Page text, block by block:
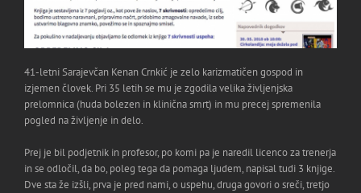
41-letni Sarajevčan Kenan Crnkić je zelo karizmatičen gospod in
izjemen človek. Pri 35 letih se mu je zgodila velika življenjska
prelomnica (huda bolezen in klinična smrt) in mu precej spremenila
pogled na življenje in delo.
Prej je bil podjetnik in profesor, po komi pa je naredil licenco za trenerja
in se odločil, da bo, poleg tega da pomaga ljudem, napisal tudi 3 knjige.
Dve sta že izšli, prva je pred nami, o uspehu, druga govori o sreči, tretjo